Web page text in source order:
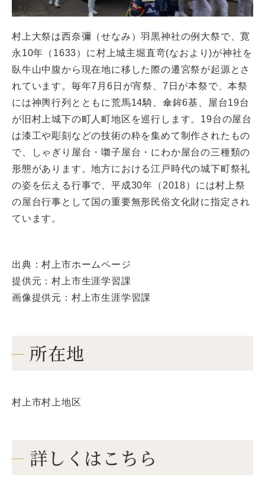
村上大祭は西奈彌（せなみ）羽黒神社の例大祭で、寛
永10年（1633）に村上城主堀直竒(なおより)が神社を
臥牛山中腹から現在地に移した際の遷宮祭が起源とさ
れています。毎年7月6日が宵祭、7日が本祭で、本祭
には神輿行列とともに荒馬14騎、傘鉾6基、屋台19台
が旧村上城下の町人町地区を巡行します。19台の屋台
は漆工や彫刻などの技術の粋を集めて制作されたもの
で、しゃぎり屋台・囃子屋台・にわか屋台の三種類の
形態があります。地方における江戸時代の城下町祭礼
の姿を伝える行事で、平成30年（2018）には村上祭
の屋台行事として国の重要無形民俗文化財に指定され
ています。
出典：村上市ホームページ
提供元：村上市生涯学習課
画像提供元：村上市生涯学習課
所在地
村上市村上地区
詳しくはこちら